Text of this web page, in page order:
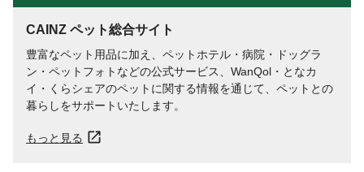
CAINZ ペット総合サイト
豊富なペット用品に加え、ペットホテル・病院・ドッグラ
ン・ペットフォトなどの公式サービス、WanQol・となカ
イ・くらシェアのペットに関する情報を通じて、ペットとの
暮らしをサポートいたします。
もっと見る